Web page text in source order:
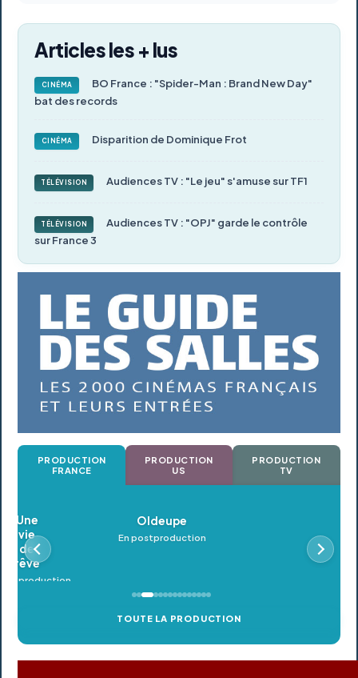
Articles les + lus
CINÉMA
BO France : "Spider-Man : Brand New Day"
bat des records
CINÉMA Disparition de Dominique Frot
TÉLÉVISION Audiences TV : "Le jeu" s'amuse sur TF1
TÉLÉVISION
Audiences TV : "OPJ" garde le contrôle
sur France 3
PRODUCTION
FRANCE
PRODUCTION
US
PRODUCTION
TV
Oldeupe
En postproduction
TOUTE LA PRODUCTION